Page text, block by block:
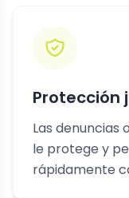
Protección
Las denuncias
le protege y
rápidamente